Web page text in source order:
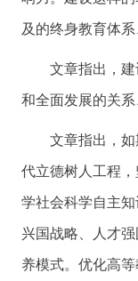
及的终身教育体
文章指出，
和全面发展的关
文章指出，
代立德树人工程
学社会科学自主
兴国战略、人才
养模式。优化高